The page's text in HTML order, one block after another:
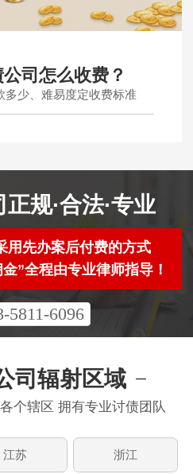
司怎么收费？
多少、难易度定收费标准
规·合法·专业
用先办案后付费的方式
”全程由专业律师指导！
5811-6096
司辐射区域
个辖区 拥有专业讨债团队
江苏 浙江